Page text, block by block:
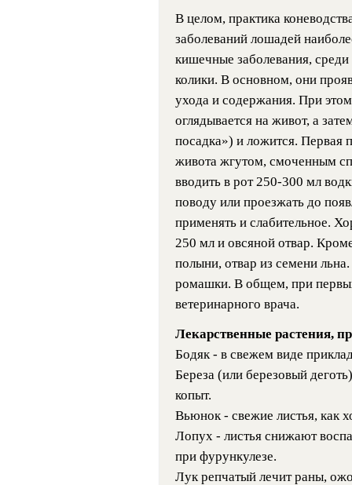
В целом, практика
заболеваний лошадей
кишечные заболевания,
колики. В основном, они
ухода и содержания. При
оглядывается на живот, а
посадка») и ложится. Первая
живота жгутом, смоченным
вводить в рот 250-300 мл
поводу или проезжать до
применять и слабительное.
250 мл и овсяной отвар.
полыни, отвар из семени
ромашки. В общем, при
ветеринарного врача.
Лекарственные растения,
Бодяк - в свежем виде
Береза (или березовый
копыт.
Вьюнок - свежие листья, как
Лопух - листья снижают
при фурункулезе.
Лук репчатый лечит раны,